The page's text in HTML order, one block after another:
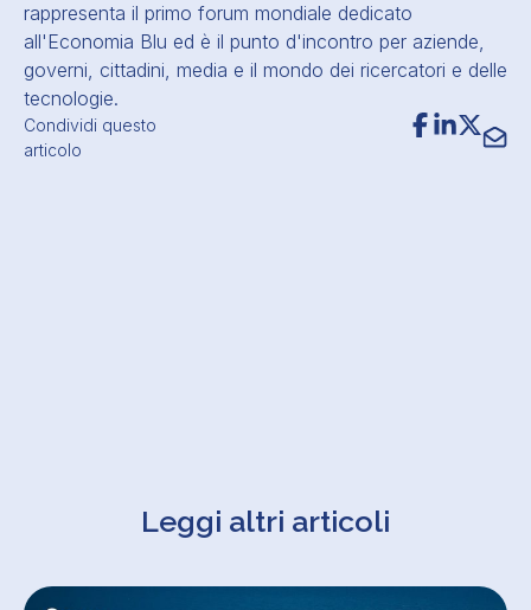
Condividi questo
articolo
rappresenta il primo forum mondiale dedicato
all'Economia Blu ed è il punto d'incontro per aziende,
governi, cittadini, media e il mondo dei ricercatori e delle
tecnologie.
Leggi altri articoli